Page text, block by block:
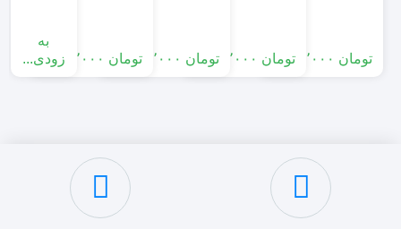
تومان تومان تومان تومان
به
زودی...